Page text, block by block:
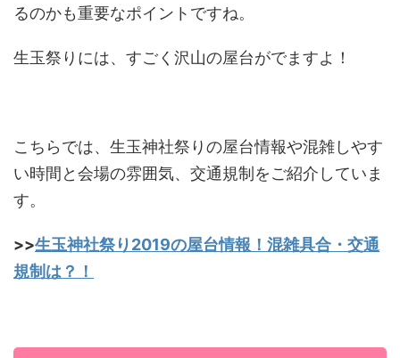
るのかも重要なポイントですね。
生玉祭りには、すごく沢山の屋台がでますよ！
こちらでは、生玉神社祭りの屋台情報や混雑しやす
い時間と会場の雰囲気、交通規制をご紹介していま
す。
>>生玉神社祭り2019の屋台情報！混雑具合・交通
規制は？！